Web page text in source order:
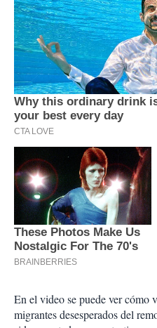
En el video se puede ver cómo
migrantes desesperados del